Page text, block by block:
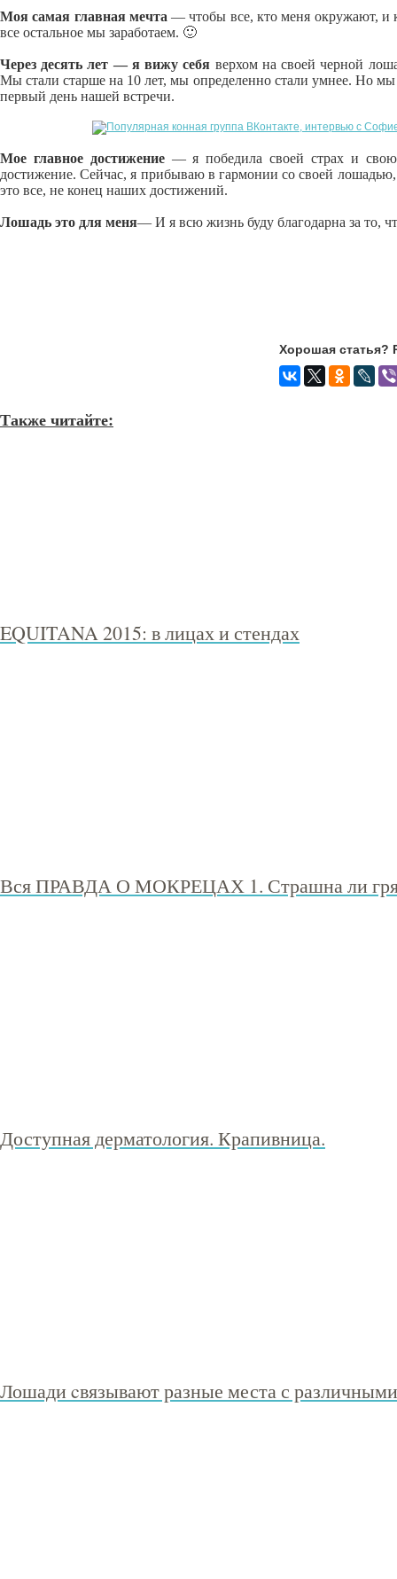
Моя самая главная мечта — чтобы все, кто меня окружают, и
все остальное мы заработаем. 🙂
Через десять лет — я вижу себя верхом на своей черной
Мы стали старше на 10 лет, мы определенно стали умнее. Но
первый день нашей встречи.
Мое главное достижение— я победила своей страх и свою
достижение. Сейчас, я прибываю в гармонии со своей
это все, не конец наших достижений.
Лошадь это для меня— И я всю жизнь буду благодарна за то,
Хорошая статья?
Также читайте:
EQUITANA 2015: в лицах и стендах
Вся ПРАВДА О МОКРЕЦАХ 1. Страшна ли
Доступная дерматология. Крапивница.
Лошади cвязывают разные места с